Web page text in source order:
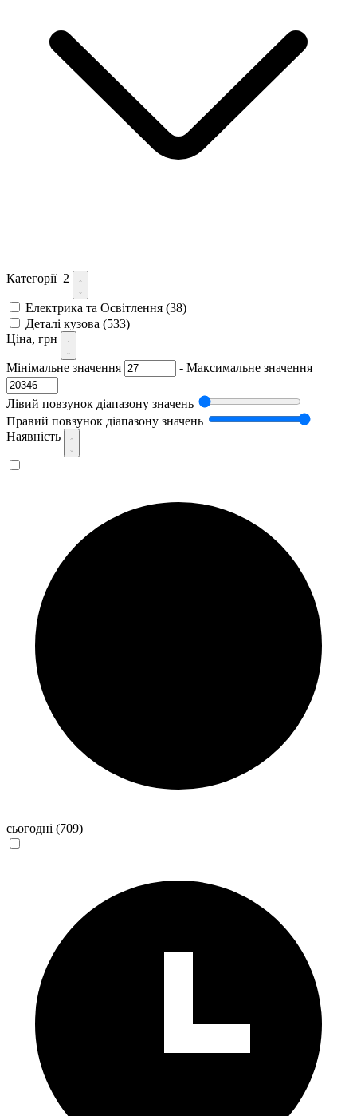
Категорії 2
Електрика та Освітлення (38)
Деталі кузова (533)
Ціна, грн
Мінімальне значення - Максимальне значення
Лівий повзунок діапазону значень
Правий повзунок діапазону значень
Наявність
сьогодні (709)